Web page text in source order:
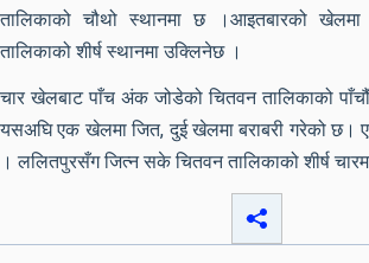
तालिकाको चौथो स्थानमा छ ।आइतबारको
तालिकाको शीर्ष स्थानमा उक्लिनेछ ।
चार खेलबाट पाँच अंक जोडेको चितवन तालिकाको
यसअघि एक खेलमा जित, दुई खेलमा बराबरी गरेको छ।
। ललितपुरसँग जित्न सके चितवन तालिकाको शीर्ष